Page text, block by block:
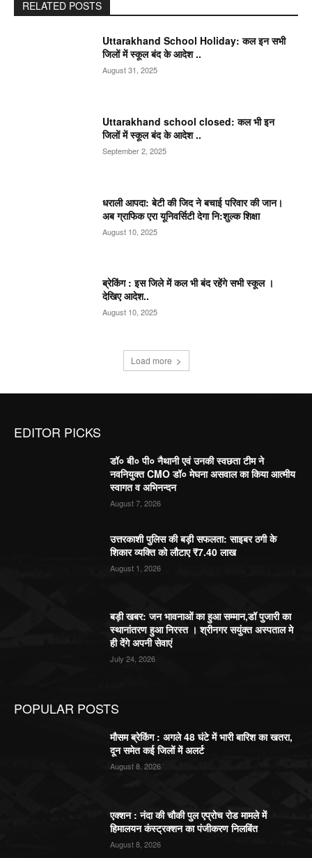
RELATED POSTS
Uttarakhand School Holiday: कल इन सभी
जिलों में स्कूल बंद के आदेश ..
August 31, 2025
Uttarakhand school closed: कल भी इन
जिलों में स्कूल बंद के आदेश ..
September 2, 2025
धराली आपदा: बेटी की जिद ने बचाई परिवार की जान।
अब ग्राफिक एरा यूनिवर्सिटी देगा नि:शुल्क शिक्षा
August 10, 2025
ब्रेकिंग : इस जिले में कल भी बंद रहेंगे सभी स्कूल ।
देखिए आदेश..
August 10, 2025
Load more
EDITOR PICKS
डॉ० बी० पी० नैथानी एवं उनकी स्वछता टीम ने
नवनियुक्त CMO डॉ० मेघना असवाल का किया आत्मीय
स्वागत व अभिनन्दन
August 7, 2026
उत्तरकाशी पुलिस की बड़ी सफलता: साइबर ठगी के
शिकार व्यक्ति को लौटाए ₹7.40 लाख
August 1, 2026
बड़ी खबर: जन भावनाओं का हुआ सम्मान,डॉ पुजारी का
स्थानांतरण हुआ निरस्त । श्रीनगर सयुंक्त अस्पताल मे
ही देंगे अपनी सेवाएं
July 24, 2026
POPULAR POSTS
मौसम ब्रेकिंग : अगले 48 घंटे में भारी बारिश का खतरा,
दून समेत कई जिलों में अलर्ट
August 8, 2026
एक्शन : नंदा की चौकी पुल एप्रोच रोड मामले में
हिमालयन कंस्ट्रक्शन का पंजीकरण निलबिंत
August 8, 2026